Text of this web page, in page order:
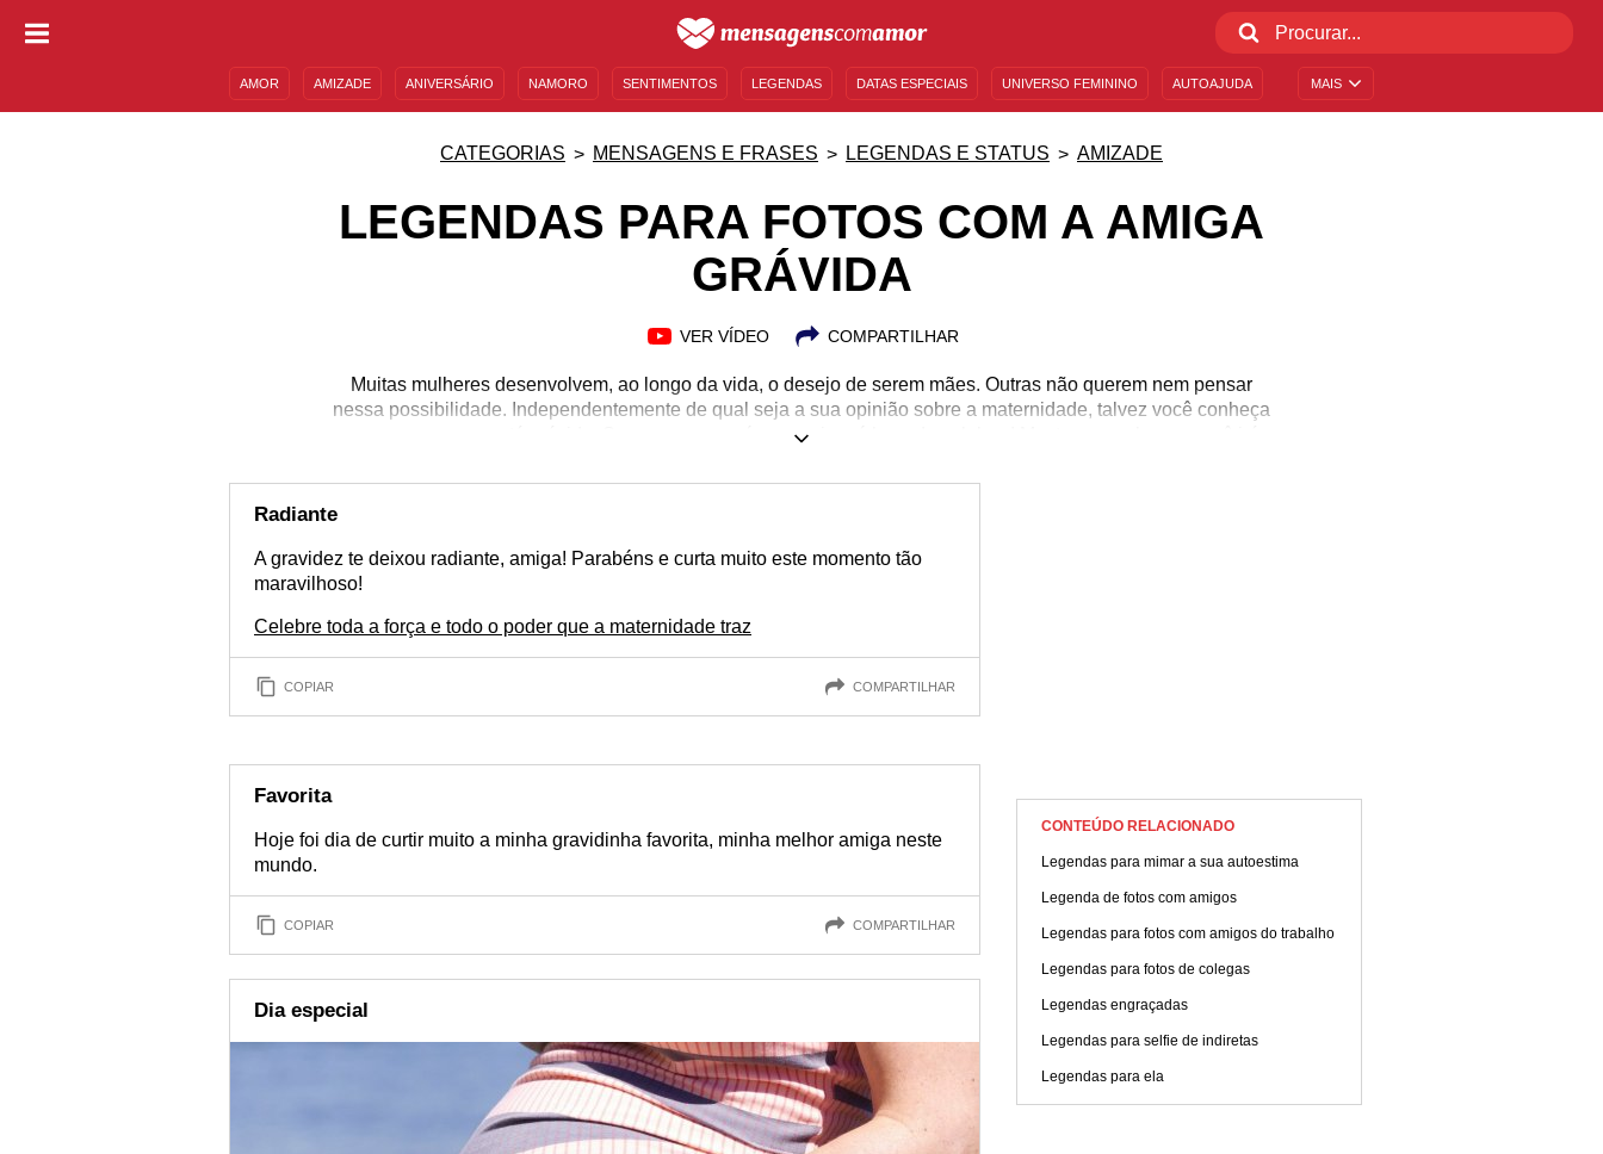
MAIS
AMOR AMIZADE ANIVERSÁRIO NAMORO SENTIMENTOS LEGENDAS DATAS ESPECIAIS UNIVERSO FEMININO AUTOAJUDA
CATEGORIAS MENSAGENS E FRASES LEGENDAS E STATUS AMIZADE
LEGENDAS PARA FOTOS COM A AMIGA
GRÁVIDA
VER VÍDEO COMPARTILHAR
Muitas mulheres desenvolvem, ao longo da vida, o desejo de serem mães. Outras não querem nem pensar
nessa possibilidade. Independentemente de qual seja a sua opinião sobre a maternidade, talvez você conheça
uma pessoa que está grávida. Se essa pessoa é sua amiga, é hora de celebrar! Mostre para ela que você irá
eternizar o sentimento de união e de alegria que ronda esse momento da gestação. Por isso, melhore seus posts
Radiante
A gravidez te deixou radiante, amiga! Parabéns e curta muito este momento tão
maravilhoso!
Celebre toda a força e todo o poder que a maternidade traz
COPIAR COMPARTILHAR
Favorita
Hoje foi dia de curtir muito a minha gravidinha favorita, minha melhor amiga neste
mundo.
COPIAR COMPARTILHAR
Dia especial
CONTEÚDO RELACIONADO
Legendas para mimar a sua autoestima
Legenda de fotos com amigos
Legendas para fotos com amigos do trabalho
Legendas para fotos de colegas
Legendas engraçadas
Legendas para selfie de indiretas
Legendas para ela